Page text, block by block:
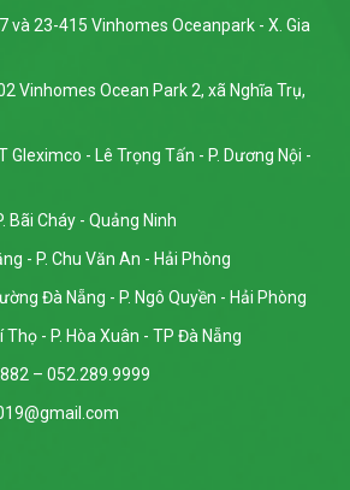
và 23-415 Vinhomes Oceanpark - X. Gia
Vinhomes Ocean Park 2, xã Nghĩa Trụ,
Gleximco - Lê Trọng Tấn - P. Dương Nội -
Bãi Cháy - Quảng Ninh
- P. Chu Văn An - Hải Phòng
Đà Nẵng - P. Ngô Quyền - Hải Phòng
Thọ - P. Hòa Xuân - TP Đà Nẵng
– 052.289.9999